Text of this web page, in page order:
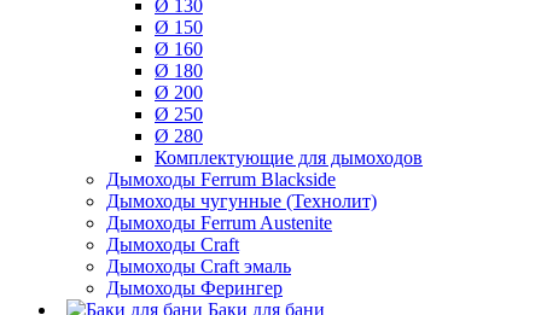
Ø 130
Ø 150
Ø 160
Ø 180
Ø 200
Ø 250
Ø 280
Комплектующие для дымоходов
Дымоходы Ferrum Blackside
Дымоходы чугунные (Технолит)
Дымоходы Ferrum Austenite
Дымоходы Craft
Дымоходы Craft эмаль
Дымоходы Ферингер
Баки для бани